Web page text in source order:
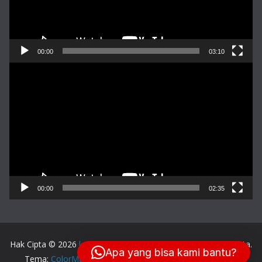
00:00 03:10
00:00 02:35
Hak Cipta © 2026lensa-balikpapan.com. Keseluruhan Hak Cipta.
Tema: ColorMag oleh ThemeGrill. Dipersembahkan oleh
Apa yang bisa kami bantu?